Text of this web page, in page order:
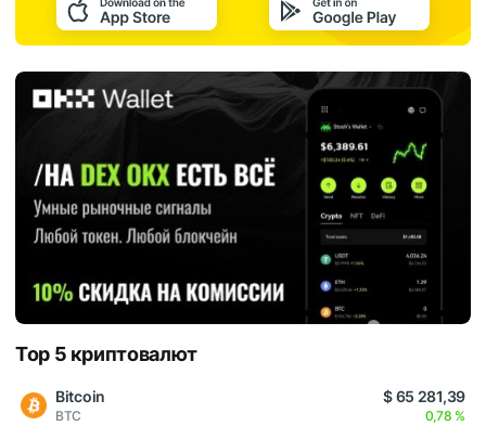
Top 5 криптовалют
Bitcoin
BTC
$ 65 281,39
0,78 %